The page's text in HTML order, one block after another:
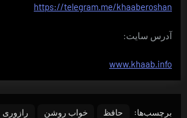
https://telegram.me/khaaberoshan
آدرس سایت:
www.khaab.info
برچسب‌ها: حافظ خواب روشن رازوری